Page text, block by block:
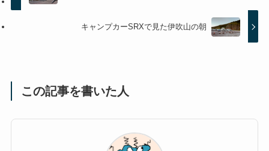
キャンプカーSRXで見た伊吹山の朝
この記事を書いた人